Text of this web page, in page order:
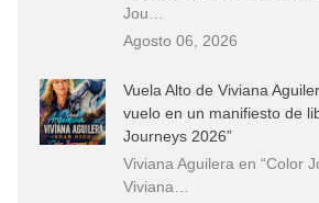
Jou…
Agosto 06, 2026
Vuela Alto de Viviana
vuelo en un manifiesto de
Journeys 2026”
Viviana Aguilera en “Color
Viviana…